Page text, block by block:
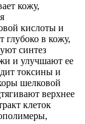
кожу,
кислоты и
в кожу,
синтез
и улучшают ее
токсины и
шелковой
верхнее
клеток